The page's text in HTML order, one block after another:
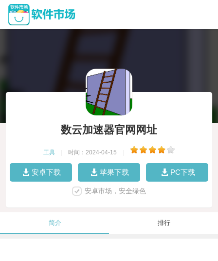
数云加速器官网网址
工具 时间：2024-04-15
安卓下载 苹果下载 PC下载
安卓市场，安全绿色
简介 排行